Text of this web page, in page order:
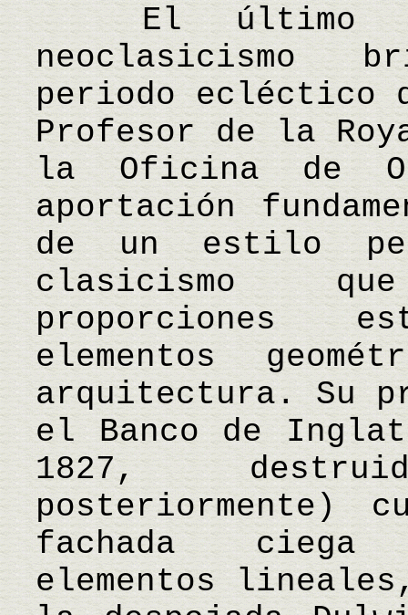
El último
neoclasicismo
periodo ecléctico
Profesor de la
la Oficina de
aportación
de un estilo
clasicismo
proporciones
elementos
arquitectura. Su
el Banco de
1827,
posteriormente)
fachada ciega
elementos